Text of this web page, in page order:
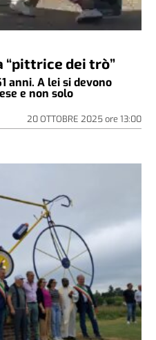
“pittrice dei trò”
anni. A lei si devono
e non solo
20 OTTOBRE 2025ore 13:00